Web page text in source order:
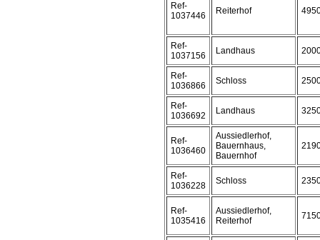
Ref-
1037446
Reiterhof
Ref-
1037156
Landhaus
Ref-
1036866
Schloss
Ref-
1036692
Landhaus
Ref-
1036460
Aussiedlerhof,
Bauernhaus,
Bauernhof
Ref-
1036228
Schloss
Ref-
1035416
Aussiedlerhof,
Reiterhof